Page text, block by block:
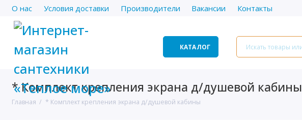
О нас Условия доставки Производители Вакансии Контакты
КАТАЛОГ
* Комплект крепления экрана д/душевой кабины
Главная * Комплект крепления экрана д/душевой кабины